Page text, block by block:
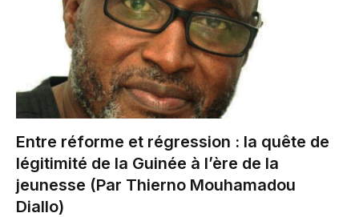
Entre réforme et régression : la quête de
légitimité de la Guinée à l’ère de la
jeunesse (Par Thierno Mouhamadou
Diallo)